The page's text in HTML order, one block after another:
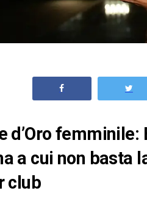
d’Oro
a cui non basta
club